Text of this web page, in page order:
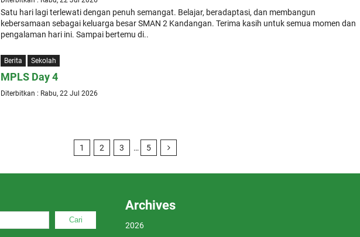
Satu hari lagi terlewati dengan penuh semangat. Belajar, beradaptasi, dan membangun
kebersamaan sebagai keluarga besar SMAN 2 Kandangan. Terima kasih untuk semua momen dan
pengalaman hari ini. Sampai bertemu di..
Berita Sekolah
MPLS Day 4
Diterbitkan : Rabu, 22 Jul 2026
1 2 3 … 5
Cari
Archives
2026